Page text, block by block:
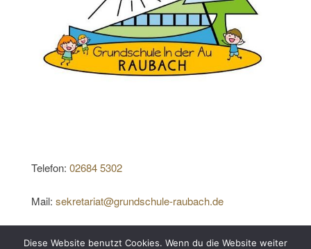
Telefon: 02684 5302
Mail: sekretariat@grundschule-raubach.de
Diese Website benutzt Cookies. Wenn du die Website weiter